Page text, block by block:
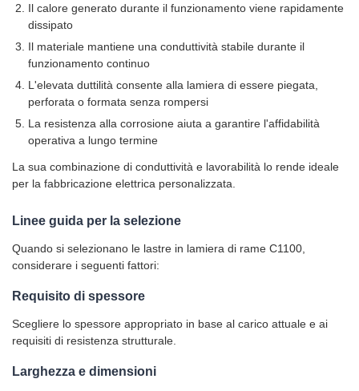
Il calore generato durante il funzionamento viene rapidamente
dissipato
Il materiale mantiene una conduttività stabile durante il
funzionamento continuo
L'elevata duttilità consente alla lamiera di essere piegata,
perforata o formata senza rompersi
La resistenza alla corrosione aiuta a garantire l'affidabilità
operativa a lungo termine
La sua combinazione di conduttività e lavorabilità lo rende ideale
per la fabbricazione elettrica personalizzata.
Linee guida per la selezione
Quando si selezionano le lastre in lamiera di rame C1100,
considerare i seguenti fattori:
Requisito di spessore
Scegliere lo spessore appropriato in base al carico attuale e ai
requisiti di resistenza strutturale.
Larghezza e dimensioni